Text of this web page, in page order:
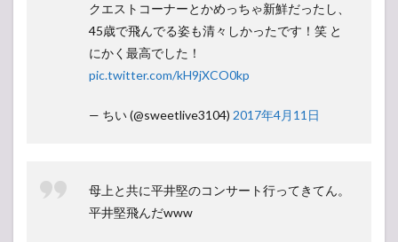
クエストコーナーとかめっちゃ新鮮だったし、
45歳で飛んでる姿も清々しかったです！笑 と
にかく最高でした！
pic.twitter.com/kH9jXCO0kp
— ちい (@sweetlive3104) 2017年4月11日
母上と共に平井堅のコンサート行ってきてん。
平井堅飛んだwww